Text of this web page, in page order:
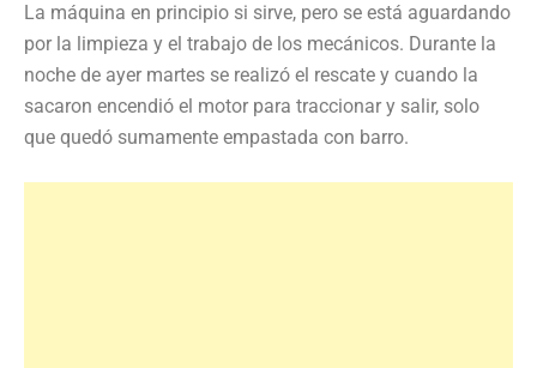
La máquina en principio si sirve, pero se está aguardando
por la limpieza y el trabajo de los mecánicos. Durante la
noche de ayer martes se realizó el rescate y cuando la
sacaron encendió el motor para traccionar y salir, solo
que quedó sumamente empastada con barro.